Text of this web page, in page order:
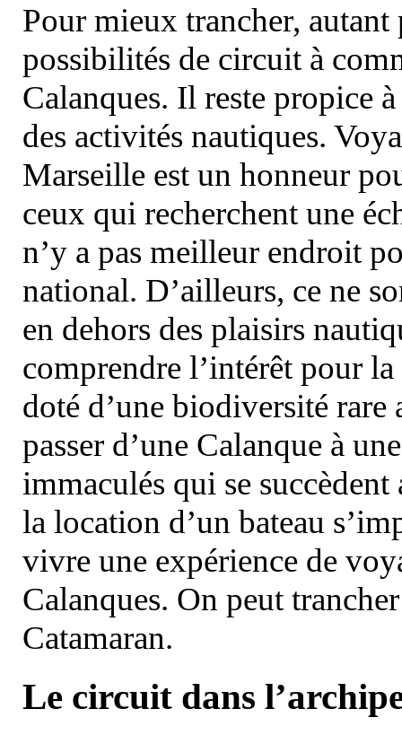
Pour mieux trancher, autant
possibilités de circuit à
Calanques. Il reste propice
des activités nautiques.
Marseille est un honneur
ceux qui recherchent une
n’y a pas meilleur endroit
national. D’ailleurs, ce ne
en dehors des plaisirs
comprendre l’intérêt pour
doté d’une biodiversité
passer d’une Calanque à
immaculés qui se
la location d’un bateau
vivre une expérience de
Calanques. On peut
Catamaran.
Le circuit dans